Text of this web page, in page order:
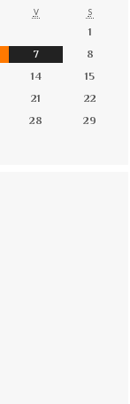
V S
1
7
8
14
15
21
22
28
29